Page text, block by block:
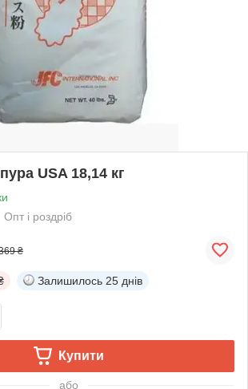
USA 18,14 кг
Опт і роздріб
₴
Залишилось 25 днів
Купити
або